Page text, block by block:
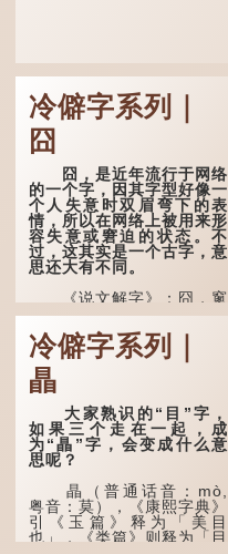
冷僻字系列｜
囧
囧，是近年流行于网络
的一个字，因其字型好像一
个人失意时双眉弯下的表
情，所以在网络上被用来形
容失意或窘迫的状态。不
过，这其实是一个古字，意
思还大有不同。
《说文解字》：囧，窻
牖丽廔闿明。象形。囧，本
义是透光通明的窗户，跟
「囱」一样都是「窗」的象
形字。甲骨文中又用作地
名，古书中的「黍于囧」表
示在囧地种黍。
这个古字十分少用，直
至21世纪，网络上开始流
行表情符号，这个字也被网
民当做表情符号来用。
囧字的「八」像一对委
屈的八字眉模样，「口」像
惊讶、...
冷僻字系列｜
瞐
大家熟识的“目”字，
如果三个走在一起，成
为“瞐”字，会变成什么意
思呢？
瞐（普通话音：mò,
粤音：莫），《康熙字典》
引《玉篇》释为「美目
也」，《类篇》则释为「目